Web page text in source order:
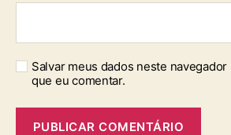
Salvar meus dados neste
que eu comentar.